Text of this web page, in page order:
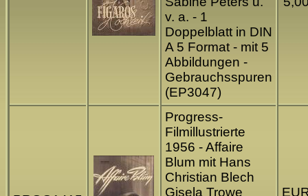
v. a. - 1
Doppelblatt in DIN
A 5 Format - mit 5
Abbildungen -
Gebrauchsspuren
(EP3047)
Progress-
Filmillustrierte
1956 - Affaire
Blum mit Hans
Christian Blech
Gisela Trowe